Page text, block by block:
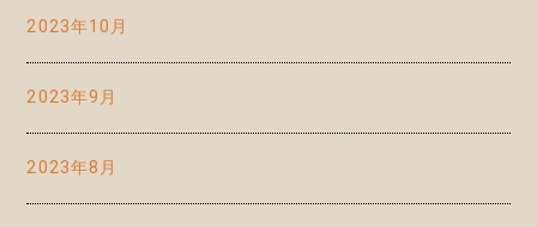
2023年10月
2023年9月
2023年8月